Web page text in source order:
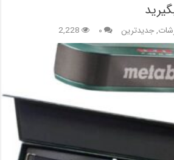
,جدیدترین ۰ 2,228